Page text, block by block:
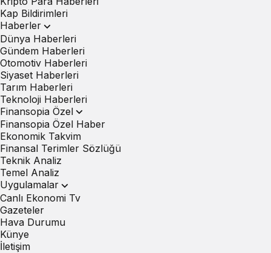
Kap Bildirimleri
Haberler
Dünya Haberleri
Gündem Haberleri
Otomotiv Haberleri
Siyaset Haberleri
Tarım Haberleri
Teknoloji Haberleri
Finansopia Özel
Finansopia Özel Haber
Ekonomik Takvim
Finansal Terimler Sözlüğü
Teknik Analiz
Temel Analiz
Uygulamalar
Canlı Ekonomi Tv
Gazeteler
Hava Durumu
Künye
İletişim